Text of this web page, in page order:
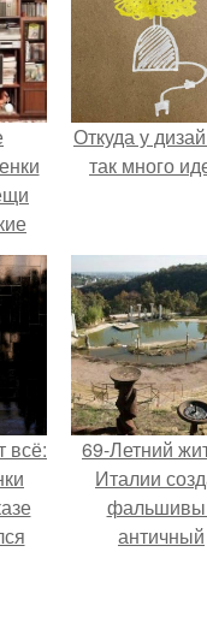
Откуда у
так много
всё:
69-Летний
Италии
античный